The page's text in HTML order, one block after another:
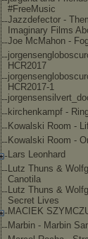
#FreeMusic
Jazzdefector -
Imaginary Films
Joe McMahon -
jorgensengl
HCR2017
jorgensengl
HCR2017-1
jorgensensi
kirchenkampf -
Kowalski Room -
Kowalski Room -
Lars Leonhard
Lutz Thuns &
Canotila
Lutz Thuns &
Secret Lives
MACIEK
Marbin - Marbin